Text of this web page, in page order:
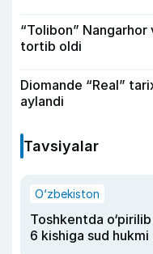
“Tolibon”
tortib oldi
Diomande “Real”
aylandi
Tavsiyalar
O‘zbekiston
Toshkentda
6 kishiga sud hukmi